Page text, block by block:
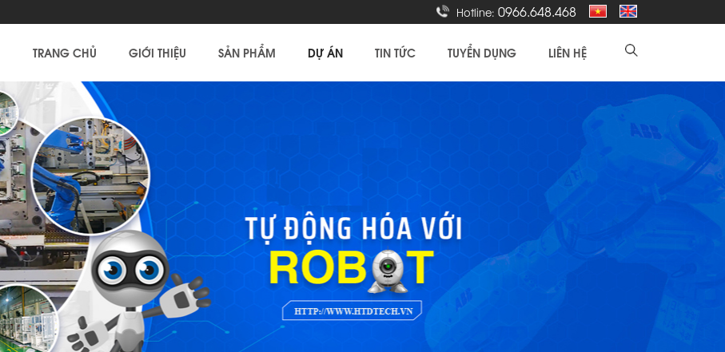
Hotline: 0966.648.468
TRANG CHỦ GIỚI THIỆU SẢN PHẨM DỰ ÁN TIN TỨC TUYỂN DỤNG LIÊN HỆ